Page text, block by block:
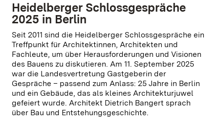
Heidelberger Schlossgespräche
2025 in Berlin
Seit 2011 sind die Heidelberger Schlossgespräche ein
Treffpunkt für Architektinnen, Architekten und
Fachleute, um über Herausforderungen und Visionen
des Bauens zu diskutieren. Am 11. September 2025
war die Landesvertretung Gastgeberin der
Gespräche – passend zum Anlass: 25 Jahre in Berlin
und ein Gebäude, das als kleines Architekturjuwel
gefeiert wurde. Architekt Dietrich Bangert sprach
über Bau und Entstehungsgeschichte.